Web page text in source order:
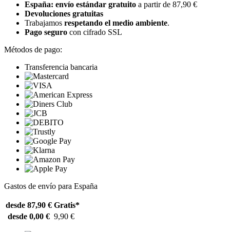
España: envío estándar gratuito a partir de 87,90 €
Devoluciones gratuitas
Trabajamos respetando el medio ambiente.
Pago seguro con cifrado SSL
Métodos de pago:
Transferencia bancaria
Gastos de envío para España
desde 87,90 € Gratis*
desde 0,00 € 9,90 €